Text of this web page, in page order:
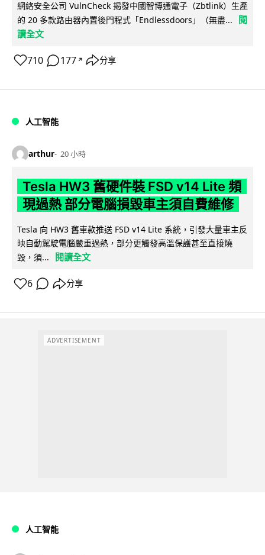
網絡安全公司 VulnCheck 揭發中國智博通電子（Zbtlink）生產
的 20 多款路由器內置後門程式「Endlessdoors」（無盡...
閱
讀全文
710 177 ↗ 分享
人工智能
arthur 20 小時
Tesla HW3 舊硬件裝 FSD v14 Lite 頻
現過熱 部分電腦損毀車主須自費維修
Tesla 向 HW3 舊車款推送 FSD v14 Lite 系統，引發大量車主反
映自動駕駛電腦嚴重過熱，部分更觸發高溫保護甚至直接燒
毀，須...
閱讀全文
6 分享
ADVERTISEMENT
人工智能